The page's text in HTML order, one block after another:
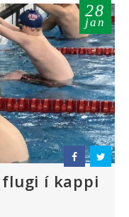
28
jan
í kappi